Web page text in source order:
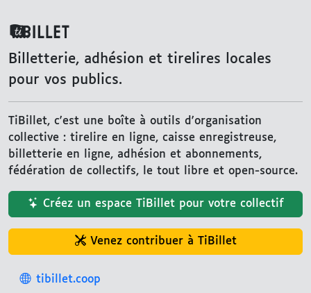
Billetterie, adhésion et tirelires locales
pour vos publics.
TiBillet, c'est une boîte à outils d'organisation
collective : tirelire en ligne, caisse enregistreuse,
billetterie en ligne, adhésion et abonnements,
fédération de collectifs, le tout libre et open-source.
Créez un espace TiBillet pour votre collectif
Venez contribuer à TiBillet
tibillet.coop